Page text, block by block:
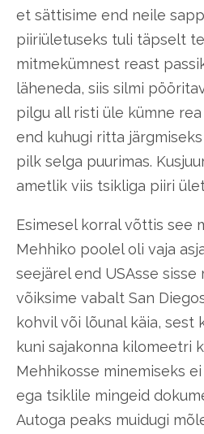
et sättisime end neile
piiriületuseks tuli täpselt
mitmekümnest reast
läheneda, siis silmi
pilgu all risti üle kümne
end kuhugi ritta
pilk selga puurimas.
ametlik viis tsikliga piiri
Esimesel korral võttis see
Mehhiko poolel oli vaja
seejärel end USAsse sisse
võiksime vabalt San
kohvil või lõunal käia, sest
kuni sajakonna kilomeetri
Mehhikosse minemiseks
ega tsiklile mingeid
Autoga peaks muidugi